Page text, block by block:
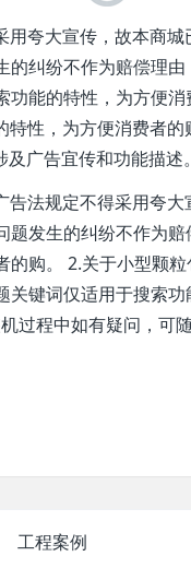
夸大宣传，故本商
纠纷不作为赔偿理
功能的特性，为方便消
性，为方便消费者
及广告宜传和功能描述
法规定不得采用夸
发生的纠纷不作为
购。 2.关于小型颗
键词仅适用于搜索
过程中如有疑问，可
工程案例